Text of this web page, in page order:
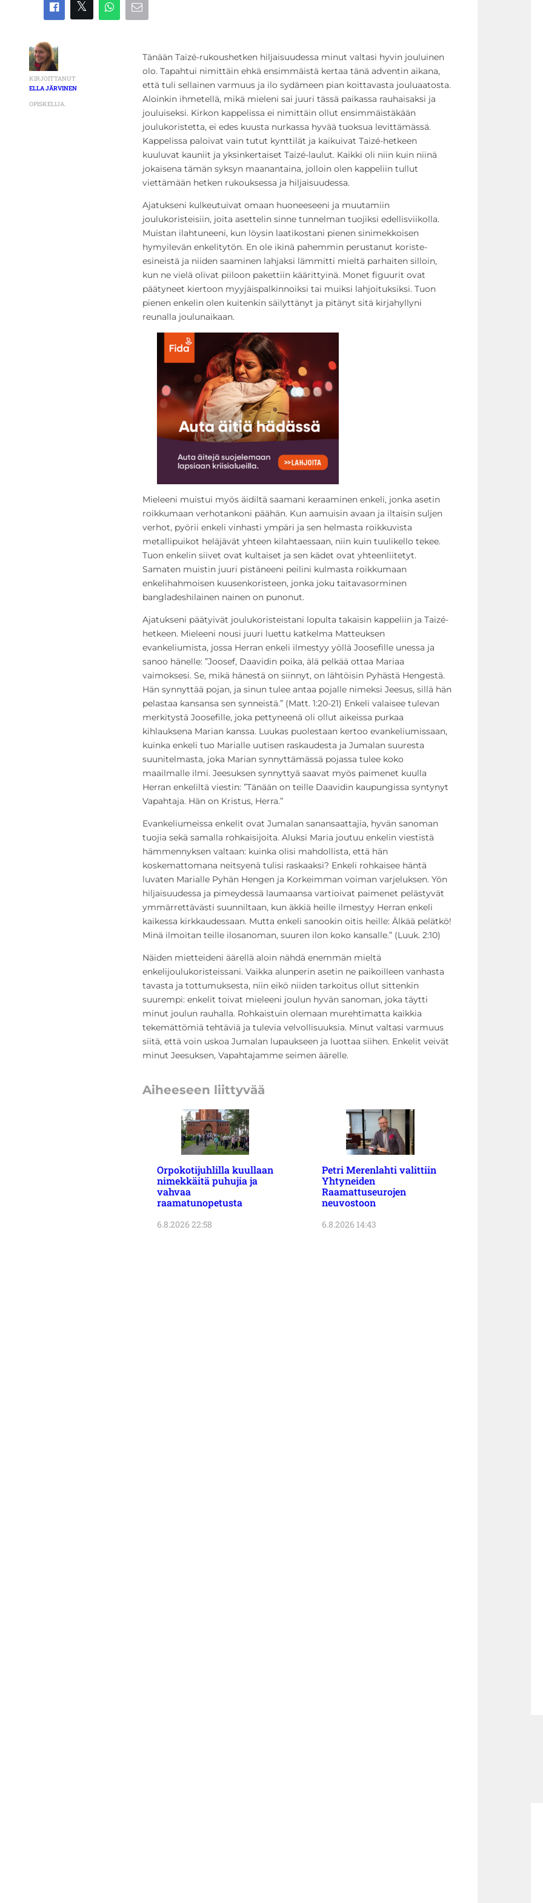
KIRJOITTANUT
ELLA JÄRVINEN
OPISKELIJA.
Tänään Taizé-rukoushetken hiljaisuudessa minut valtasi hyvin jouluinen
olo. Tapahtui nimittäin ehkä ensimmäistä kertaa tänä adventin aikana,
että tuli sellainen varmuus ja ilo sydämeen pian koittavasta jouluaatosta.
Aloinkin ihmetellä, mikä mieleni sai juuri tässä paikassa rauhaisaksi ja
jouluiseksi. Kirkon kappelissa ei nimittäin ollut ensimmäistäkään
joulukoristetta, ei edes kuusta nurkassa hyvää tuoksua levittämässä.
Kappelissa paloivat vain tutut kynttilät ja kaikuivat Taizé-hetkeen
kuuluvat kauniit ja yksinkertaiset Taizé-laulut. Kaikki oli niin kuin niinä
jokaisena tämän syksyn maanantaina, jolloin olen kappeliin tullut
viettämään hetken rukouksessa ja hiljaisuudessa.
Ajatukseni kulkeutuivat omaan huoneeseeni ja muutamiin
joulukoristeisiin, joita asettelin sinne tunnelman tuojiksi edellisviikolla.
Muistan ilahtuneeni, kun löysin laatikostani pienen sinimekkoisen
hymyilevän enkelitytön. En ole ikinä pahemmin perustanut koriste-
esineistä ja niiden saaminen lahjaksi lämmitti mieltä parhaiten silloin,
kun ne vielä olivat piiloon pakettiin käärittyinä. Monet figuurit ovat
päätyneet kiertoon myyjäispalkinnoiksi tai muiksi lahjoituksiksi. Tuon
pienen enkelin olen kuitenkin säilyttänyt ja pitänyt sitä kirjahyllyni
reunalla joulunaikaan.
Mieleeni muistui myös äidiltä saamani keraaminen enkeli, jonka asetin
roikkumaan verhotankoni päähän. Kun aamuisin avaan ja iltaisin suljen
verhot, pyörii enkeli vinhasti ympäri ja sen helmasta roikkuvista
metallipuikot heläjävät yhteen kilahtaessaan, niin kuin tuulikello tekee.
Tuon enkelin siivet ovat kultaiset ja sen kädet ovat yhteenliitetyt.
Samaten muistin juuri pistäneeni peilini kulmasta roikkumaan
enkelihahmoisen kuusenkoristeen, jonka joku taitavasorminen
bangladeshilainen nainen on punonut.
Ajatukseni päätyivät joulukoristeistani lopulta takaisin kappeliin ja Taizé-
hetkeen. Mieleeni nousi juuri luettu katkelma Matteuksen
evankeliumista, jossa Herran enkeli ilmestyy yöllä Joosefille unessa ja
sanoo hänelle: ”Joosef, Daavidin poika, älä pelkää ottaa Mariaa
vaimoksesi. Se, mikä hänestä on siinnyt, on lähtöisin Pyhästä Hengestä.
Hän synnyttää pojan, ja sinun tulee antaa pojalle nimeksi Jeesus, sillä hän
pelastaa kansansa sen synneistä.” (Matt. 1:20-21) Enkeli valaisee tulevan
merkitystä Joosefille, joka pettyneenä oli ollut aikeissa purkaa
kihlauksena Marian kanssa. Luukas puolestaan kertoo evankeliumissaan,
kuinka enkeli tuo Marialle uutisen raskaudesta ja Jumalan suuresta
suunitelmasta, joka Marian synnyttämässä pojassa tulee koko
maailmalle ilmi. Jeesuksen synnyttyä saavat myös paimenet kuulla
Herran enkeliltä viestin: ”Tänään on teille Daavidin kaupungissa syntynyt
Vapahtaja. Hän on Kristus, Herra.”
Evankeliumeissa enkelit ovat Jumalan sanansaattajia, hyvän sanoman
tuojia sekä samalla rohkaisijoita. Aluksi Maria joutuu enkelin viestistä
hämmennyksen valtaan: kuinka olisi mahdollista, että hän
koskemattomana neitsyenä tulisi raskaaksi? Enkeli rohkaisee häntä
luvaten Marialle Pyhän Hengen ja Korkeimman voiman varjeluksen. Yön
hiljaisuudessa ja pimeydessä laumaansa vartioivat paimenet pelästyvät
ymmärrettävästi suunniltaan, kun äkkiä heille ilmestyy Herran enkeli
kaikessa kirkkaudessaan. Mutta enkeli sanookin oitis heille: Älkää pelätkö!
Minä ilmoitan teille ilosanoman, suuren ilon koko kansalle.” (Luuk. 2:10)
Näiden mietteideni äärellä aloin nähdä enemmän mieltä
enkelijoulukoristeissani. Vaikka alunperin asetin ne paikoilleen vanhasta
tavasta ja tottumuksesta, niin eikö niiden tarkoitus ollut sittenkin
suurempi: enkelit toivat mieleeni joulun hyvän sanoman, joka täytti
minut joulun rauhalla. Rohkaistuin olemaan murehtimatta kaikkia
tekemättömiä tehtäviä ja tulevia velvollisuuksia. Minut valtasi varmuus
siitä, että voin uskoa Jumalan lupaukseen ja luottaa siihen. Enkelit veivät
minut Jeesuksen, Vapahtajamme seimen äärelle.
Aiheeseen liittyvää
Orpokotijuhlilla kuullaan
nimekkäitä puhujia ja
vahvaa
raamatunopetusta
6.8.2026 22:58
Petri Merenlahti valittiin
Yhtyneiden
Raamattuseurojen
neuvostoon
6.8.2026 14:43